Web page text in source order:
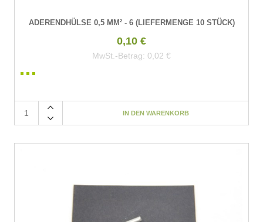
ADERENDHÜLSE 0,5 MM² - 6 (LIEFERMENGE 10 STÜCK)
0,10 €
MwSt.-Betrag: 0,02 €